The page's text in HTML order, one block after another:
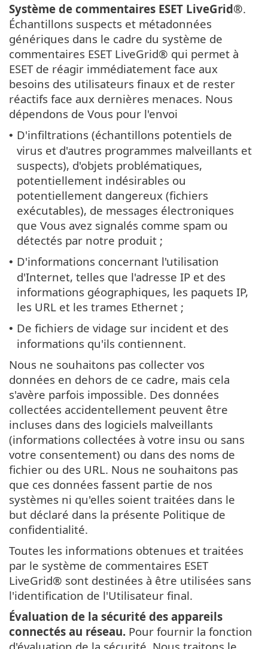
Système de commentaires ESET LiveGrid®.
Échantillons suspects et métadonnées
génériques dans le cadre du système de
commentaires ESET LiveGrid® qui permet à
ESET de réagir immédiatement face aux
besoins des utilisateurs finaux et de rester
réactifs face aux dernières menaces. Nous
dépendons de Vous pour l'envoi
• D'infiltrations (échantillons potentiels de
virus et d'autres programmes malveillants et
suspects), d'objets problématiques,
potentiellement indésirables ou
potentiellement dangereux (fichiers
exécutables), de messages électroniques
que Vous avez signalés comme spam ou
détectés par notre produit ;
• D'informations concernant l'utilisation
d'Internet, telles que l'adresse IP et des
informations géographiques, les paquets IP,
les URL et les trames Ethernet ;
• De fichiers de vidage sur incident et des
informations qu'ils contiennent.
Nous ne souhaitons pas collecter vos
données en dehors de ce cadre, mais cela
s'avère parfois impossible. Des données
collectées accidentellement peuvent être
incluses dans des logiciels malveillants
(informations collectées à votre insu ou sans
votre consentement) ou dans des noms de
fichier ou des URL. Nous ne souhaitons pas
que ces données fassent partie de nos
systèmes ni qu'elles soient traitées dans le
but déclaré dans la présente Politique de
confidentialité.
Toutes les informations obtenues et traitées
par le système de commentaires ESET
LiveGrid® sont destinées à être utilisées sans
l'identification de l'Utilisateur final.
Évaluation de la sécurité des appareils
connectés au réseau. Pour fournir la fonction